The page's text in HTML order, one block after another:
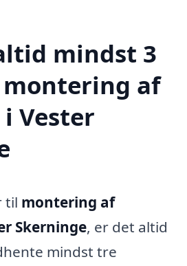
mindst 3
af
Vester
til montering af
Skerninge, er det altid
mindst tre